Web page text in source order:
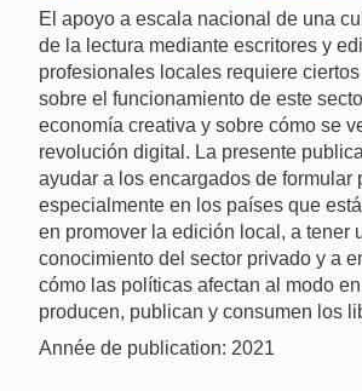
El apoyo a escala nacional de una
de la lectura mediante escritores y
profesionales locales requiere
sobre el funcionamiento de este
economía creativa y sobre cómo se
revolución digital. La presente
ayudar a los encargados de formular
especialmente en los países que
en promover la edición local, a tener
conocimiento del sector privado y a
cómo las políticas afectan al modo
producen, publican y consumen los
Année de publication: 2021